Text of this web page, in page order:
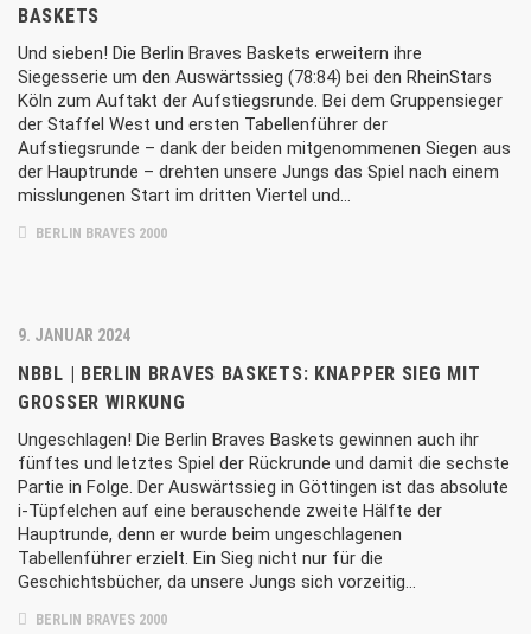
BASKETS
Und sieben! Die Berlin Braves Baskets erweitern ihre
Siegesserie um den Auswärtssieg (78:84) bei den RheinStars
Köln zum Auftakt der Aufstiegsrunde. Bei dem Gruppensieger
der Staffel West und ersten Tabellenführer der
Aufstiegsrunde – dank der beiden mitgenommenen Siegen aus
der Hauptrunde – drehten unsere Jungs das Spiel nach einem
misslungenen Start im dritten Viertel und…
BERLIN BRAVES 2000
9. JANUAR 2024
NBBL | BERLIN BRAVES BASKETS: KNAPPER SIEG MIT
GROSSER WIRKUNG
Ungeschlagen! Die Berlin Braves Baskets gewinnen auch ihr
fünftes und letztes Spiel der Rückrunde und damit die sechste
Partie in Folge. Der Auswärtssieg in Göttingen ist das absolute
i-Tüpfelchen auf eine berauschende zweite Hälfte der
Hauptrunde, denn er wurde beim ungeschlagenen
Tabellenführer erzielt. Ein Sieg nicht nur für die
Geschichtsbücher, da unsere Jungs sich vorzeitig…
BERLIN BRAVES 2000